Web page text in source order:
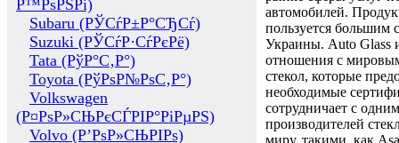
Р™РѕРЅРі)
Subaru (РЎСѓР±Р°СЂСѓ)
Suzuki (РЎСѓР·СѓРєРё)
Tata (РўР°С‚Р°)
Toyota (РўРѕР№РѕС‚Р°)
Volkswagen
(Р¤РѕР»СЊРєСЃРІР°РіРµРЅ)
Volvo (Р’РѕР»СЊРІРѕ)
автомобилей.
пользуется большим
Украины. Auto Glass
отношения с
стекол, которые
необходимые
сотрудничает с
производителей
миру, такими, как